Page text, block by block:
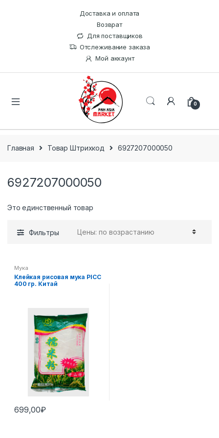
Доставка и оплата
Возврат
Для поставщиков
Отслеживание заказа
Мой аккаунт
0
Главная Товар Штрихкод 6927207000050
6927207000050
Это единственный товар
Фильтры
Мука
Клейкая рисовая мука PICC
400 гр. Китай
699,00₽